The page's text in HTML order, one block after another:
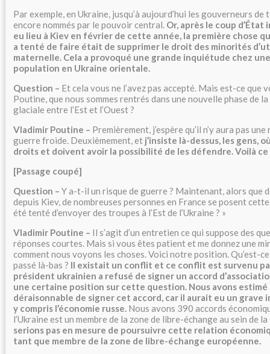
Par exemple, en Ukraine, jusqu’à aujourd’hui les gouverneurs
encore nommés par le pouvoir central. Or, après le coup
eu lieu à Kiev en février de cette année, la première chose
a tenté de faire était de supprimer le droit des minorités
maternelle. Cela a provoqué une grande inquiétude chez
population en Ukraine orientale.
Question – Et cela vous ne l’avez pas accepté. Mais est-ce que
Poutine, que nous sommes rentrés dans une nouvelle phase de
glaciale entre l’Est et l’Ouest ?
Vladimir Poutine – Premièrement, j’espère qu’il n’y aura pas
guerre froide. Deuxièmement, et j’insiste là-dessus, les gens,
droits et doivent avoir la possibilité de les défendre. Voilà ce
[Passage coupé]
Question – Y a-t-il un risque de guerre ? Maintenant, alors que
depuis Kiev, de nombreuses personnes en France se posent
été tenté d’envoyer des troupes à l’Est de l’Ukraine ? »
Vladimir Poutine – Il s’agit d’un entretien ce qui suppose des
réponses courtes. Mais si vous êtes patient et me donnez une
comment nous voyons les choses. Voici notre position. Qu’est-
passé là-bas ? Il existait un conflit et ce conflit est survenu
président ukrainien a refusé de signer un accord
une certaine position sur cette question. Nous avons
déraisonnable de signer cet accord, car il aurait eu un grave
y compris l’économie russe. Nous avons 390 accords
l’Ukraine est un membre de la zone de libre-échange au sein de
serions pas en mesure de poursuivre cette relation
tant que membre de la zone de libre-échange européenne.